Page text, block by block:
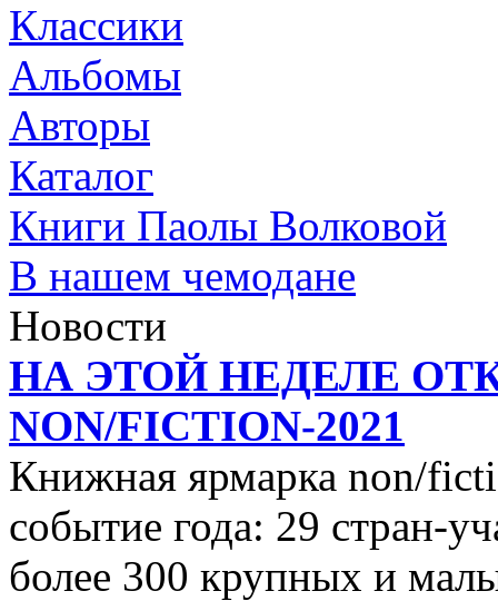
Классики
Альбомы
Авторы
Каталог
Книги Паолы Волковой
В нашем чемодане
Новости
НА ЭТОЙ НЕДЕЛЕ
NON/FICTION-2021
Книжная ярмарка non/
событие года: 29 стран-
более 300 крупных и